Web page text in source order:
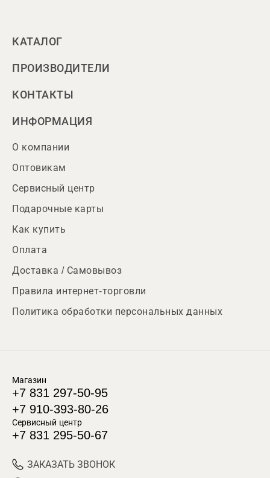
КАТАЛОГ
ПРОИЗВОДИТЕЛИ
КОНТАКТЫ
ИНФОРМАЦИЯ
О компании
Оптовикам
Сервисный центр
Подарочные карты
Как купить
Оплата
Доставка / Самовывоз
Правила интернет-торговли
Политика обработки персональных данных
Магазин
+7 831 297-50-95
+7 910-393-80-26
Сервисный центр
+7 831 295-50-67
ЗАКАЗАТЬ ЗВОНОК